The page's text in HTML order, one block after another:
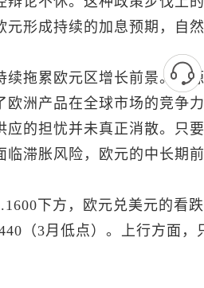
元形成持续的加息预期，自
续拖累欧元区增长前景。能
欧洲产品在全球市场的竞争
应的担忧并未真正消散。只
临滞胀风险，欧元的中长期
下方， 欧元兑美元的看
（3月低点）。上行方面